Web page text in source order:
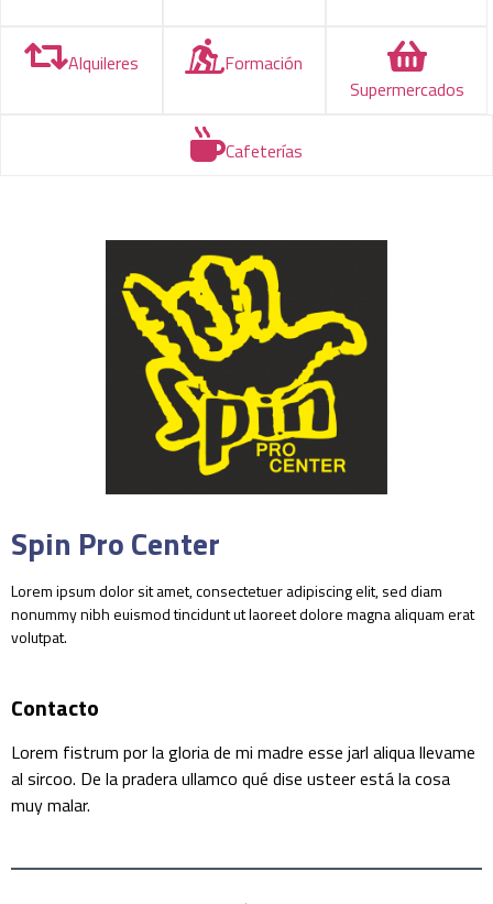
Alquileres
Formación
Supermercados
Cafeterías
Spin Pro Center
Lorem ipsum dolor sit amet, consectetuer adipiscing elit, sed diam
nonummy nibh euismod tincidunt ut laoreet dolore magna aliquam erat
volutpat.
Contacto
Lorem fistrum por la gloria de mi madre esse jarl aliqua llevame
al sircoo. De la pradera ullamco qué dise usteer está la cosa
muy malar.